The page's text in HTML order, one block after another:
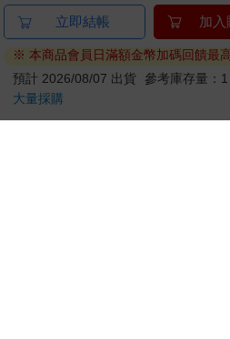
已拆封之個人衛生用品。（
刀…等）
若非上列種類商品，均享有到貨
日）。
辦理退換貨時，商品（組合商品
是您收到商品時的原始狀態（